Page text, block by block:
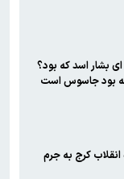
بشار اسد که بود؟
بود جاسوس است
انقلاب کرج به جرم